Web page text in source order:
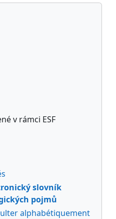
v rámci ESF
slovník
pojmů
alphabétiquement